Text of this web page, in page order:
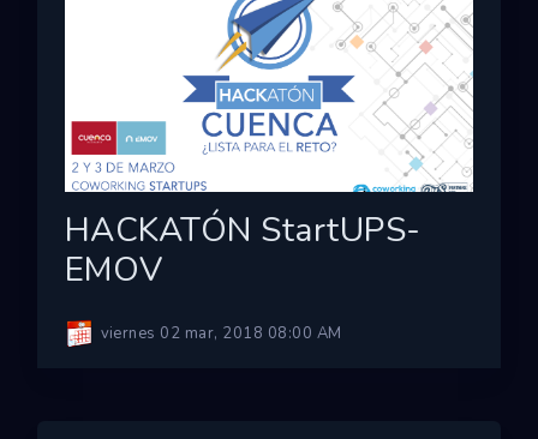
HACKATÓN StartUPS-
EMOV
viernes 02 mar, 2018 08:00 AM